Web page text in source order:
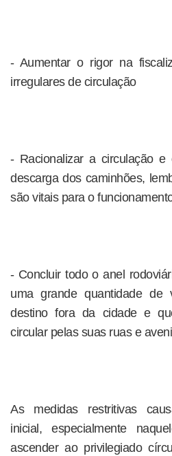
- Aumentar o rigor na
irregulares de circulação
- Racionalizar a circulação
descarga dos caminhões,
são vitais para o
- Concluir todo o anel
uma grande quantidade de
destino fora da cidade e
circular pelas suas ruas e
As medidas restritivas
inicial, especialmente
ascender ao privilegiado